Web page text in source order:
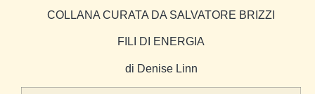
COLLANA CURATA DA SALVATORE BRIZZI
FILI DI ENERGIA
di Denise Linn